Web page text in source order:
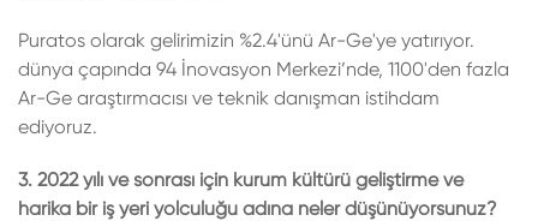
Puratos olarak gelirimizin %2.4'ünü Ar-Ge'ye yatırıyor.
dünya çapında 94 İnovasyon Merkezi’nde, 1100'den fazla
Ar-Ge araştırmacısı ve teknik danışman istihdam
ediyoruz.
3. 2022 yılı ve sonrası için kurum kültürü geliştirme ve
harika bir iş yeri yolculuğu adına neler düşünüyorsunuz?